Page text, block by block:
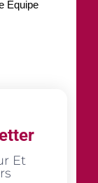
Équipe
Et